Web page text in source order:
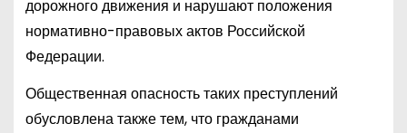
дорожного движения и нарушают положения
нормативно-правовых актов Российской
Федерации.
Общественная опасность таких преступлений
обусловлена также тем, что гражданами